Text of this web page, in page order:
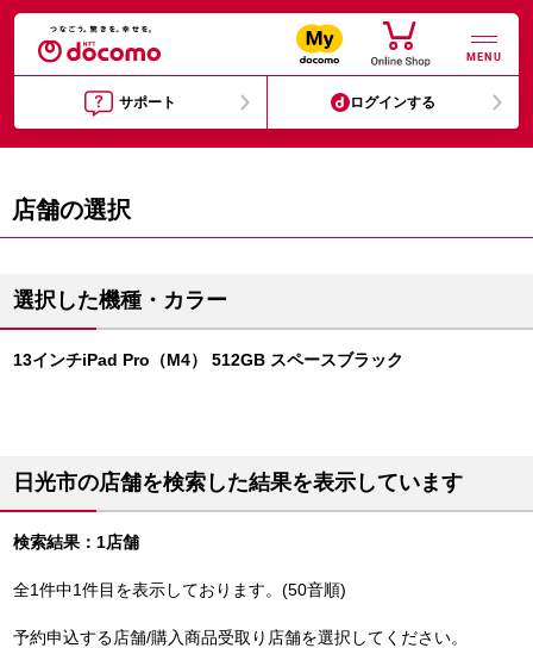
MENU
サポート ログインする
店舗の選択
選択した機種・カラー
13インチiPad Pro（M4） 512GB スペースブラック
日光市の店舗を検索した結果を表示しています
検索結果：1店舗
全1件中1件目を表示しております。(50音順)
予約申込する店舗/購入商品受取り店舗を選択してください。